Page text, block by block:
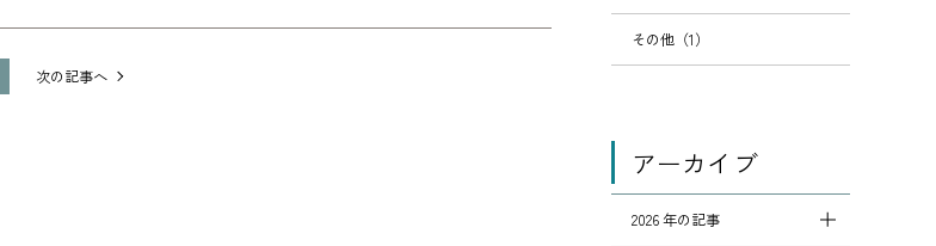
次の記事へ
その他（1）
アーカイブ
2026 年の記事